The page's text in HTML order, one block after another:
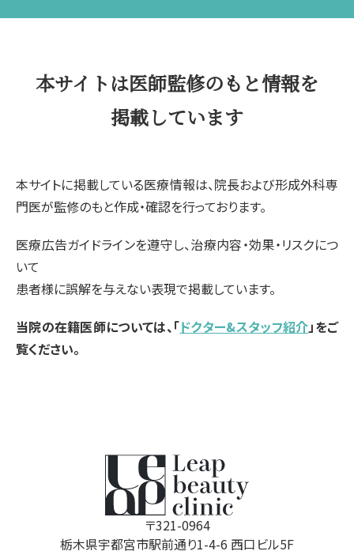
本サイトは医師監修のもと情報を
掲載しています
本サイトに掲載している医療情報は、院長および形成外科専
門医が監修のもと作成・確認を行っております。
医療広告ガイドラインを遵守し、治療内容・効果・リスクにつ
いて
患者様に誤解を与えない表現で掲載しています。
当院の在籍医師については、「ドクター&スタッフ紹介」をご
覧ください。
〒321-0964
栃木県宇都宮市駅前通り1-4-6 西口ビル5F